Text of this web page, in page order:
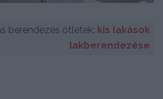
berendezés ötletek: kis lakások
lakberendezése